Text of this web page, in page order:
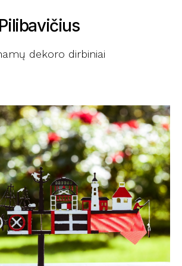
dekoro dirbiniai